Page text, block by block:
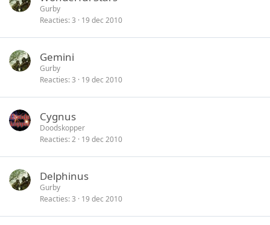
Gurby
Reacties 3 19 dec 2010
Gemini
Gurby
Reacties 3 19 dec 2010
Cygnus
Doodskopper
Reacties 2 19 dec 2010
Delphinus
Gurby
Reacties 3 19 dec 2010